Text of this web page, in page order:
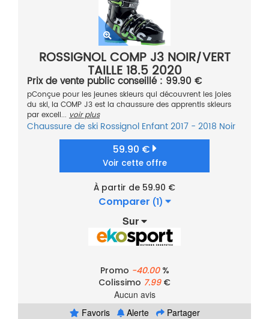
ROSSIGNOL COMP J3 NOIR/VERT
TAILLE 18.5 2020
Prix de vente public conseillé : 99.90 €
pConçue pour les jeunes skieurs qui découvrent les joies
du ski, la COMP J3 est la chaussure des apprentis skieurs
par excell... voir plus
Chaussure de ski Rossignol Enfant2017 - 2018 Noir
59.90 €
Voir cette offre
À partir de 59.90 €
Comparer (1)
Sur
Promo -40.00%
Colissimo 7.99€
Aucun avis
Favoris
Alerte Partager